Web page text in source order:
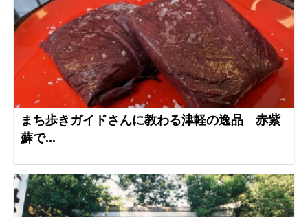
まち歩きガイドさんに教わる津軽の逸品 赤紫
蘇で...